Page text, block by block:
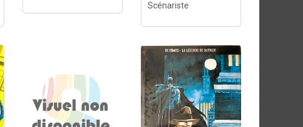
Scénariste